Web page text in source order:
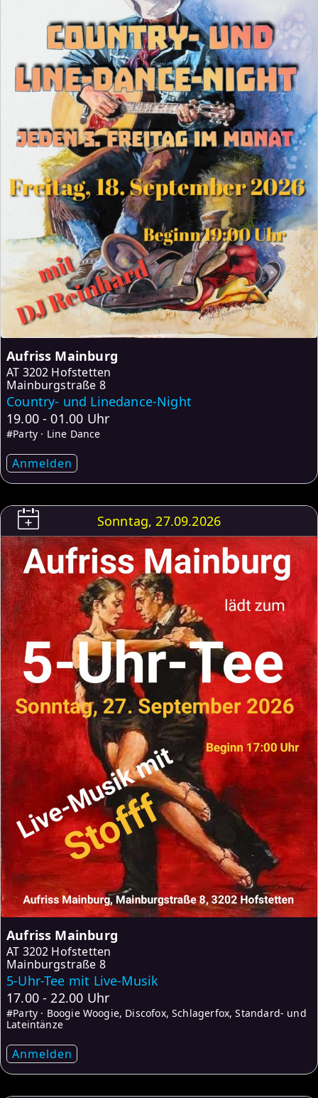
Aufriss Mainburg
AT 3202 Hofstetten
Mainburgstraße 8
Country- und Linedance-Night
19.00 - 01.00 Uhr
#Party · Line Dance
Anmelden
Sonntag, 27.09.2026
Aufriss Mainburg
AT 3202 Hofstetten
Mainburgstraße 8
5-Uhr-Tee mit Live-Musik
17.00 - 22.00 Uhr
#Party · Boogie Woogie, Discofox, Schlagerfox, Standard- und
Lateintänze
Anmelden